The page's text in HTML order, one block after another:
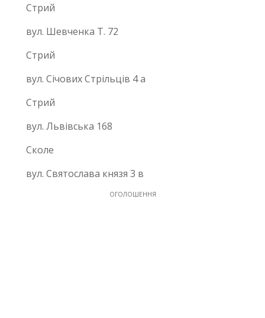
Стрий
вул. Шевченка Т. 72
Стрий
вул. Січових Стрільців 4 а
Стрий
вул. Львівська 168
Сколе
вул. Святослава князя 3 в
ОГОЛОШЕННЯ